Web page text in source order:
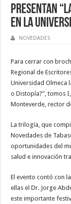
Presentan
en la
NOVEDADES
Para cerrar con
Regional de
Universidad Olmeca
o Distopía?”, tomos
Monteverde, rector
La trilogía, que
Novedades de
oportunidades del
salud e innovación
El evento contó con
ellas el Dr. Jorge
este importante